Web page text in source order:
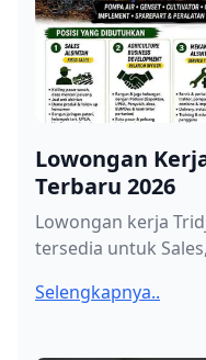
Lowongan
Terbaru 2026
Lowongan kerja
tersedia untuk
Selengkapnya..